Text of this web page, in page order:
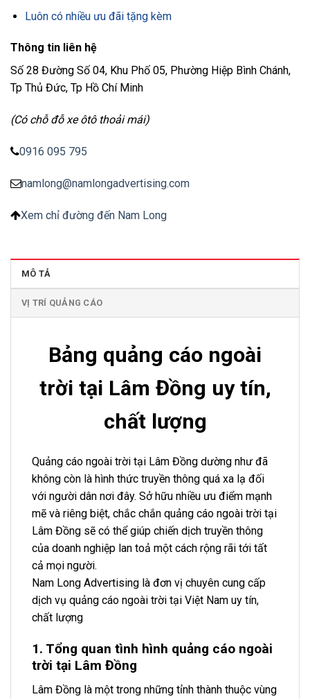
Luôn có nhiều ưu đãi tặng kèm
Thông tin liên hệ
Số 28 Đường Số 04, Khu Phố 05, Phường Hiệp Bình Chánh,
Tp Thủ Đức, Tp Hồ Chí Minh
(Có chỗ đỗ xe ôtô thoải mái)
0916 095 795
namlong@namlongadvertising.com
Xem chỉ đường đến Nam Long
MÔ TẢ
VỊ TRÍ QUẢNG CÁO
Bảng quảng cáo ngoài
trời tại Lâm Đồng uy tín,
chất lượng
Quảng cáo ngoài trời tại Lâm Đồng dường như đã
không còn là hình thức truyền thông quá xa lạ đối
với người dân nơi đây. Sở hữu nhiều ưu điểm mạnh
mẽ và riêng biệt, chắc chắn quảng cáo ngoài trời tại
Lâm Đồng sẽ có thể giúp chiến dịch truyền thông
của doanh nghiệp lan toả một cách rộng rãi tới tất
cả mọi người.
Nam Long Advertising là đơn vị chuyên cung cấp
dịch vụ quảng cáo ngoài trời tại Việt Nam uy tín,
chất lượng
1. Tổng quan tình hình quảng cáo ngoài
trời tại Lâm Đồng
Lâm Đồng là một trong những tỉnh thành thuộc vùng